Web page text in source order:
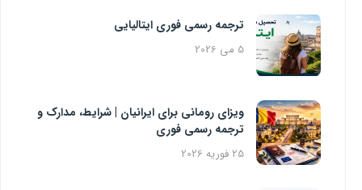
ترجمه رسمی فوری ایتالیایی
5 می 2026
ویزای رومانی برای ایرانیان | شرایط، مدارک و
ترجمه رسمی فوری
25 فوریه 2026